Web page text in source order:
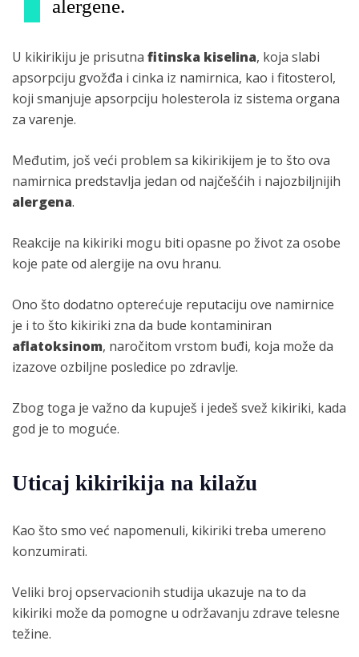
alergene.
U kikirikiju je prisutna fitinska kiselina, koja slabi
apsorpciju gvožđa i cinka iz namirnica, kao i fitosterol,
koji smanjuje apsorpciju holesterola iz sistema organa
za varenje.
Međutim, još veći problem sa kikirikijem je to što ova
namirnica predstavlja jedan od najčešćih i najozbiljnijih
alergena.
Reakcije na kikiriki mogu biti opasne po život za osobe
koje pate od alergije na ovu hranu.
Ono što dodatno opterećuje reputaciju ove namirnice
je i to što kikiriki zna da bude kontaminiran
aflatoksinom, naročitom vrstom buđi, koja može da
izazove ozbiljne posledice po zdravlje.
Zbog toga je važno da kupuješ i jedeš svež kikiriki, kada
god je to moguće.
Uticaj kikirikija na kilažu
Kao što smo već napomenuli, kikiriki treba umereno
konzumirati.
Veliki broj opservacionih studija ukazuje na to da
kikiriki može da pomogne u održavanju zdrave telesne
težine.